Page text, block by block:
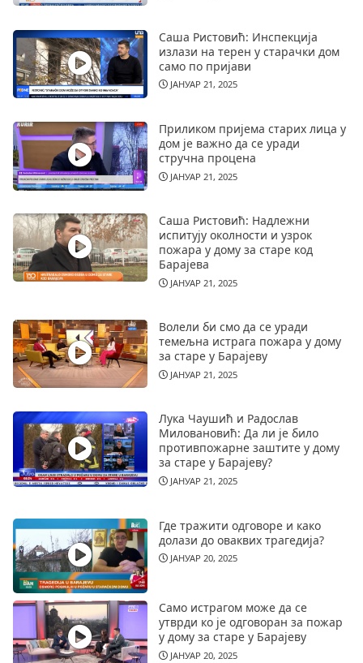
Саша Ристовић: Инспекција
излази на терен у старачки дом
само по пријави
ЈАНУАР 21, 2025
Приликом пријема старих лица у
дом је важно да се уради
стручна процена
ЈАНУАР 21, 2025
Саша Ристовић: Надлежни
испитују околности и узрок
пожара у дому за старе код
Барајева
ЈАНУАР 21, 2025
Волели би смо да се уради
темељна истрага пожара у дому
за старе у Барајеву
ЈАНУАР 21, 2025
Лука Чаушић и Радослав
Миловановић: Да ли је било
противпожарне заштите у дому
за старе у Барајеву?
ЈАНУАР 21, 2025
Где тражити одговоре и како
долази до оваквих трагедија?
ЈАНУАР 20, 2025
Само истрагом може да се
утврди ко је одговоран за пожар
у дому за старе у Барајеву
ЈАНУАР 20, 2025